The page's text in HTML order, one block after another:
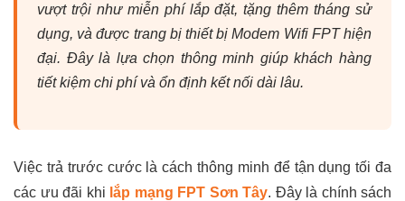
vượt trội như miễn phí lắp đặt, tặng thêm tháng sử
dụng, và được trang bị thiết bị Modem Wifi FPT hiện
đại. Đây là lựa chọn thông minh giúp khách hàng
tiết kiệm chi phí và ổn định kết nối dài lâu.
Việc trả trước cước là cách thông minh để tận dụng tối đa
các ưu đãi khi lắp mạng FPT Sơn Tây. Đây là chính sách